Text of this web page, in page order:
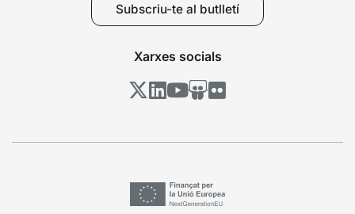
Subscriu-te al butlletí
Xarxes socials